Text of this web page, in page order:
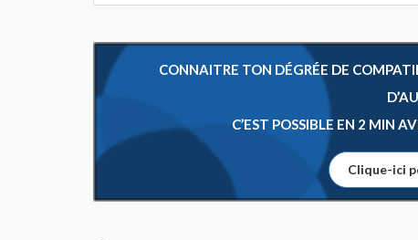
CONNAITRE TON DÉGRÉE DE
C’EST POSSIBLE EN 2 MIN
Clique-ici